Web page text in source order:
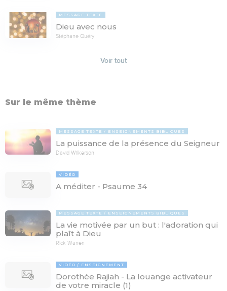
MESSAGE TEXTE
Dieu avec nous
Stéphane Quéry
Voir tout
Sur le même thème
MESSAGE TEXTE ENSEIGNEMENTS BIBLIQUES
La puissance de la présence du Seigneur
David Wilkerson
VIDÉO
A méditer - Psaume 34
MESSAGE TEXTE ENSEIGNEMENTS BIBLIQUES
La vie motivée par un but : l'adoration qui
plaît à Dieu
Rick Warren
VIDÉO ENSEIGNEMENT
Dorothée Rajiah - La louange activateur
de votre miracle (1)